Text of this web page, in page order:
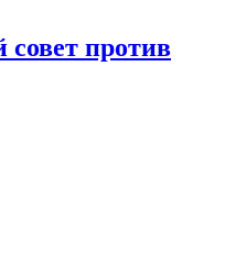
совет против